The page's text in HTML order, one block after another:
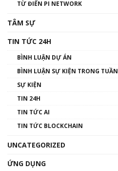
01:29:26
TỪ ĐIỂN PI NETWORK
TÂM SỰ
TIN TỨC 24H
BÌNH LUẬN DỰ ÁN
BÌNH LUẬN SỰ KIỆN TRONG TUẦN
SỰ KIỆN
TIN 24H
TIN TỨC AI
TIN TỨC BLOCKCHAIN
UNCATEGORIZED
ỨNG DỤNG